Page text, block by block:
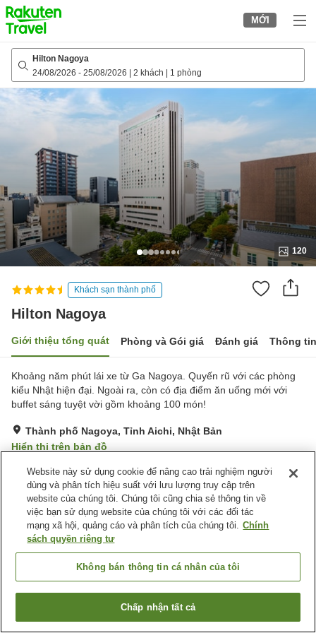
to
top
page
MỚI
Hilton Nagoya
24/08/2026 - 25/08/2026 2 khách 1 phòng
120
Khách sạn thành phố
Hilton Nagoya
Giới thiệu tổng quát Phòng và Gói giá Đánh giá Thông
Khoảng năm phút lái xe từ Ga Nagoya. Quyến rũ với các phòng
kiểu Nhật hiện đại. Ngoài ra, còn có địa điểm ăn uống mới với
buffet sáng tuyệt vời gồm khoảng 100 món!
Thành phố Nagoya, Tỉnh Aichi, Nhật Bản
Hiển thị trên bản đồ
Tuyệt vời Đánh giá:118lượt
Tiện nghi chỗ nghỉ
Wi-Fi
Cách nhà ga 5 phút đi bộ
Xông hơi
Trang chủ Nhật Bản Tỉnh Aichi
Thành phố Nagoya
Hilton Nagoya
Tìm phòng trống
Website này sử dụng cookie để nâng cao trải nghiệm người
dùng và phân tích hiệu suất với lưu lượng truy cập trên
website của chúng tôi. Chúng tôi cũng chia sẻ thông tin về
việc bạn sử dụng website của chúng tôi với các đối tác
mạng xã hội, quảng cáo và phân tích của chúng tôi. Chính
sách quyền riêng tư
Không bán thông tin cá nhân của tôi
Chấp nhận tất cả